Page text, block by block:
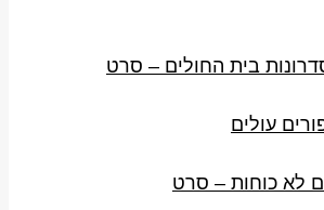
בית החולים – סרט
עולים
לא כוחות – סרט